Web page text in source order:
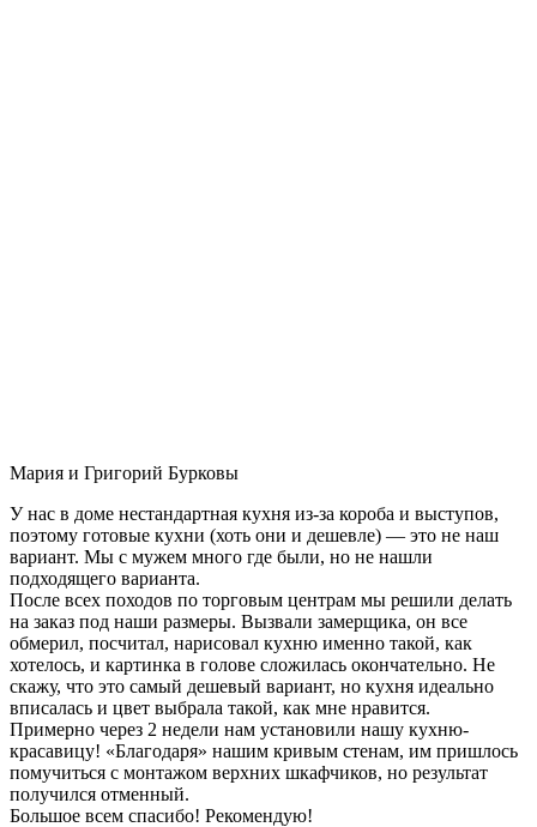
Мария и Григорий Бурковы
У нас в доме нестандартная кухня из-за короба и выступов,
поэтому готовые кухни (хоть они и дешевле) — это не наш
вариант. Мы с мужем много где были, но не нашли
подходящего варианта.
После всех походов по торговым центрам мы решили делать
на заказ под наши размеры. Вызвали замерщика, он все
обмерил, посчитал, нарисовал кухню именно такой, как
хотелось, и картинка в голове сложилась окончательно. Не
скажу, что это самый дешевый вариант, но кухня идеально
вписалась и цвет выбрала такой, как мне нравится.
Примерно через 2 недели нам установили нашу кухню-
красавицу! «Благодаря» нашим кривым стенам, им пришлось
помучиться с монтажом верхних шкафчиков, но результат
получился отменный.
Большое всем спасибо! Рекомендую!